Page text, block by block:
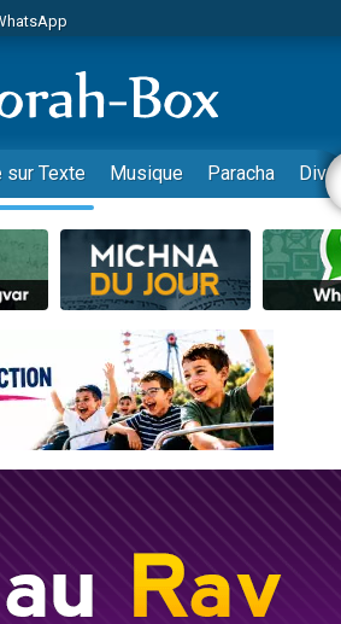
5 jours de vacances aux Orphelins
Diane, 80 ans, dans un appartement insalubre
Sauvez la jambe de Yohan
Zoom
Tsédaka : pauvres d'Israel
: Le Chabbath et le Birkat Hamazone à
Zoom
sur Texte Musique Paracha